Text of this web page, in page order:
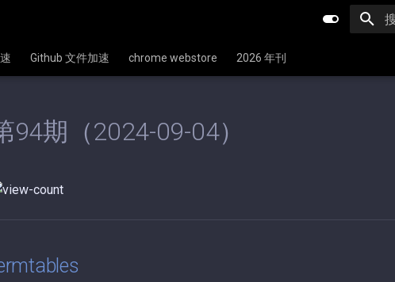
Github 文件加速 chrome webstore 2026 年刊
94期（2024-09-04）